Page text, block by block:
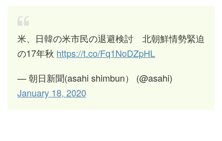
米、日韓の米市民の退避検討 北朝鮮情勢緊迫
の17年秋 https://t.co/Fq1NoDZpHL
— 朝日新聞(asahi shimbun） (@asahi)
January 18, 2020